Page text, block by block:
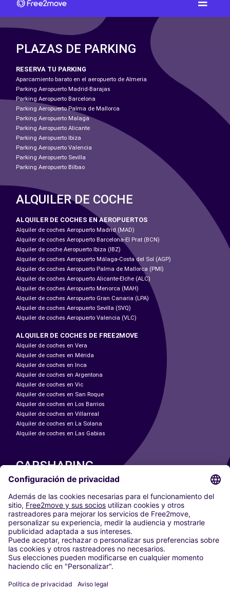
PLAZAS DE PARKING
RESERVA TU PARKING
Aparcamiento barato en el aeropuerto de Almeria
Parking Aeropuerto Madrid-Barajas
Parking Aeropuerto Barcelona
Parking Aeropuerto Palma de Mallorca
Parking Aeropuerto Malaga
Parking Aeropuerto Alicante
Parking Aeropuerto Ibiza
Parking Aeropuerto Valencia
Parking Aeropuerto Sevilla
Parking Aeropuerto Bilbao
ALQUILER DE COCHE
ALQUILER DE COCHES EN AEROPUERTOS
Alquiler de coches Aeropuerto Madrid (MAD)
Alquiler de coches Aeropuerto Barcelona-El Prat (BCN)
Alquiler de coche Aeropuerto Ibiza (IBZ)
Alquiler de coches Aeropuerto Málaga-Costa del Sol (AGP)
Alquiler de coches Aeropuerto Palma de Mallorca (PMI)
Alquiler de coches Aeropuerto Alicante-Elche (ALC)
Alquiler de coches Aeropuerto Menorca (MAH)
Alquiler de coches Aeropuerto Gran Canaria (LPA)
Alquiler de coches Aeropuerto Sevilla (SVQ)
Alquiler de coches Aeropuerto Valencia (VLC)
ALQUILER DE COCHES DE FREE2MOVE
Alquiler de coches en Vera
Alquiler de coches en Mérida
Alquiler de coches en Inca
Alquiler de coches en Argentona
Alquiler de coches en Vic
Alquiler de coches en San Roque
Alquiler de coches en Los Barrios
Alquiler de coches en Villarreal
Alquiler de coches en La Solana
Alquiler de coches en Las Gabias
CARSHARING
NUESTRAS CIUDADES
Paris
Madrid
Washington DC
Milán
Roma
Turín
Viena
Berlín
Düsseldorf